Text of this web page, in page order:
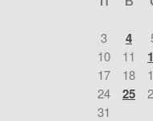
3 4
10
11
17
18
24
25
31